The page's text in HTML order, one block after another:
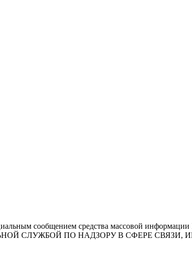
сообщением средства массовой
СЛУЖБОЙ ПО НАДЗОРУ В СФЕРЕ